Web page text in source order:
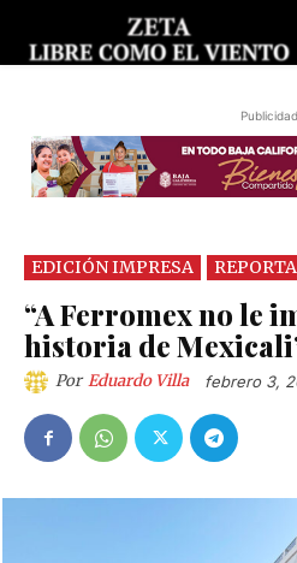
Publicidad
EDICIÓN IMPRESA
“A Ferromex no le
historia de
Por Eduardo Villa febrero 3,